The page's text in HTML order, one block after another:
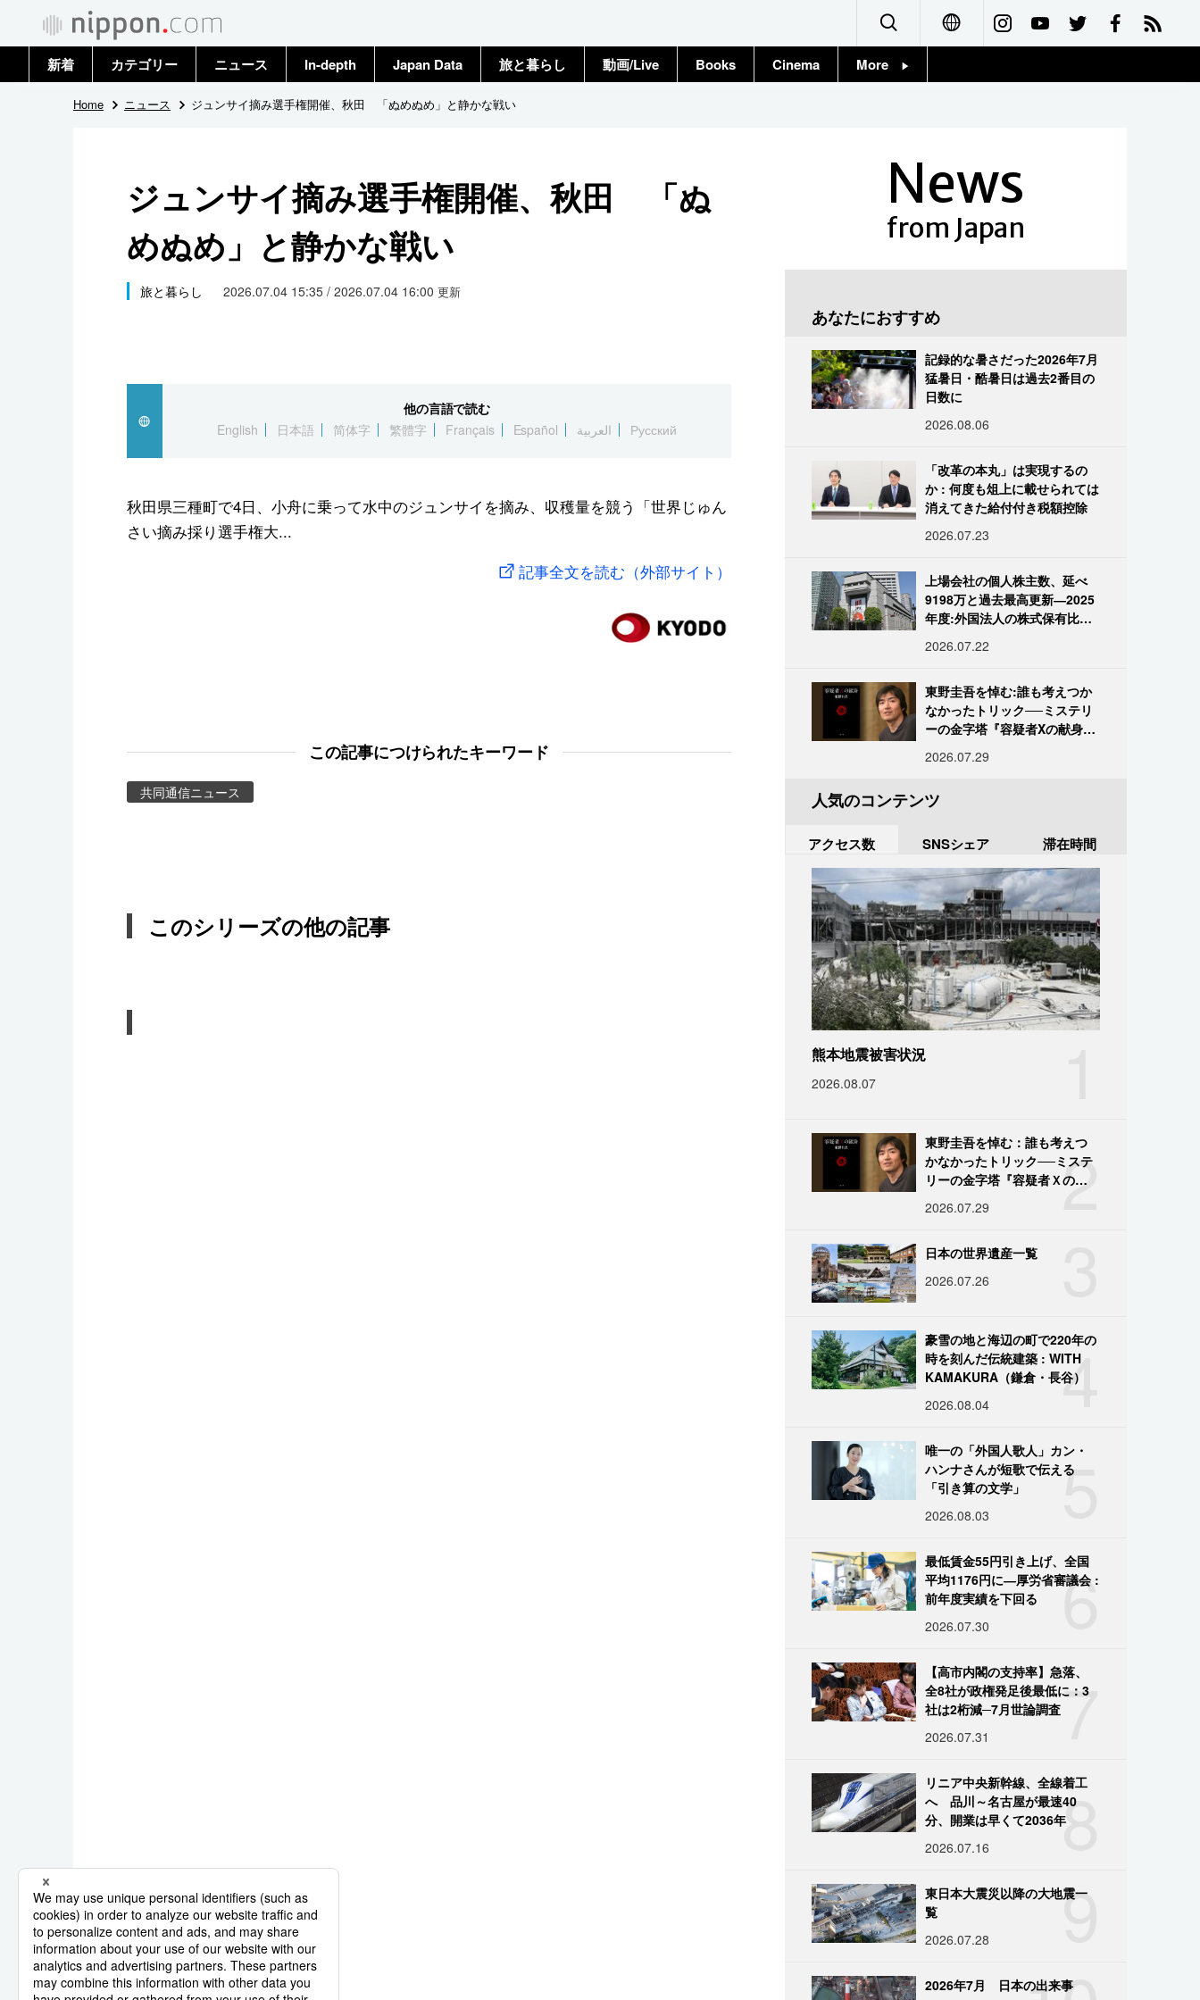
Français
新着 カテゴリー
政治・外交
国際
社会
文化
スポーツ・東京2020
ニュース
トップ
In-depth Japan Data 旅と暮らし 動画/Live Books Cinema More
Home ニュース ジュンサイ摘み選手権開催、秋田 「ぬめぬめ」と静かな戦い
ジュンサイ摘み選手権開催、秋田 「ぬ
めぬめ」と静かな戦い
旅と暮らし 2026.07.04 15:35 / 2026.07.04 16:00 更新
他の言語で読む
English
日本語 简体字 繁體字 Français Español العربية Русский
秋田県三種町で4日、小舟に乗って水中のジュンサイを摘み、収穫量を競う「世界じゅん
さい摘み採り選手権大...
記事全文を読む（外部サイト）
この記事につけられたキーワード
共同通信ニュース
このシリーズの他の記事
News
from Japan
あなたにおすすめ
記録的な暑さだった2026年7月
猛暑日・酷暑日は過去2番目の
日数に
2026.08.06
「改革の本丸」は実現するの
か : 何度も俎上に載せられては
消えてきた給付付き税額控除
2026.07.23
上場会社の個人株主数、延べ
9198万と過去最高更新―2025
年度:外国法人の株式保有比率
2026.07.22
東野圭吾を悼む:誰も考えつか
なかったトリック──ミステリ
ーの金字塔『容疑者Xの献身』
2026.07.29
人気のコンテンツ
アクセス数 SNSシェア 滞在時間
熊本地震被害状況
2026.08.07
2
東野圭吾を悼む：誰も考えつ
かなかったトリック──ミステ
リーの金字塔『容疑者Ｘの献
2026.07.29
日本の世界遺産一覧
2026.07.26
4
豪雪の地と海辺の町で220年の
時を刻んだ伝統建築 : WITH
KAMAKURA（鎌倉・長谷）
2026.08.04
5
唯一の「外国人歌人」カン・
ハンナさんが短歌で伝える
「引き算の文学」
2026.08.03
6
最低賃金55円引き上げ、全国
平均1176円に―厚労省審議会 :
前年度実績を下回る
2026.07.30
7
【高市内閣の支持率】急落、
全8社が政権発足後最低に：3
社は2桁減─7月世論調査
2026.07.31
8
リニア中央新幹線、全線着工
へ 品川～名古屋が最速40
分、開業は早くて2036年
2026.07.16
9
東日本大震災以降の大地震一
覧
2026.07.28
2026年7月 日本の出来事